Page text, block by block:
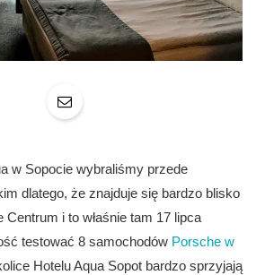
w Sopocie wybraliśmy przede
dlatego, że znajduje się bardzo blisko
Centrum i to właśnie tam 17 lipca
testować 8 samochodów Porsche w
Hotelu Aqua Sopot bardzo sprzyjają